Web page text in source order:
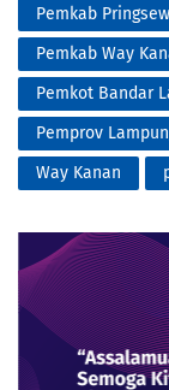
Pemkab
Pemkab Way
Pemkot Bandar
Pemprov
Way Kanan